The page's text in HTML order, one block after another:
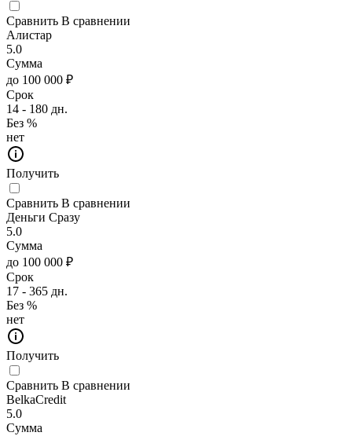
Сравнить В сравнении
Алистар
5.0
Сумма
до 100 000 ₽
Срок
14 - 180 дн.
Без %
нет
Получить
Сравнить В сравнении
Деньги Сразу
5.0
Сумма
до 100 000 ₽
Срок
17 - 365 дн.
Без %
нет
Получить
Сравнить В сравнении
BelkaCredit
5.0
Сумма